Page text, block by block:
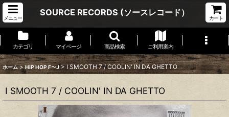
メニュー
SOURCE RECORDS (ソースレコード）
カート
カテゴリ マイページ 商品検索 ご利用案内
ホーム > HIP HOP F〜J > I SMOOTH 7 / COOLIN' IN DA GHETTO
I SMOOTH 7 / COOLIN' IN DA GHETTO